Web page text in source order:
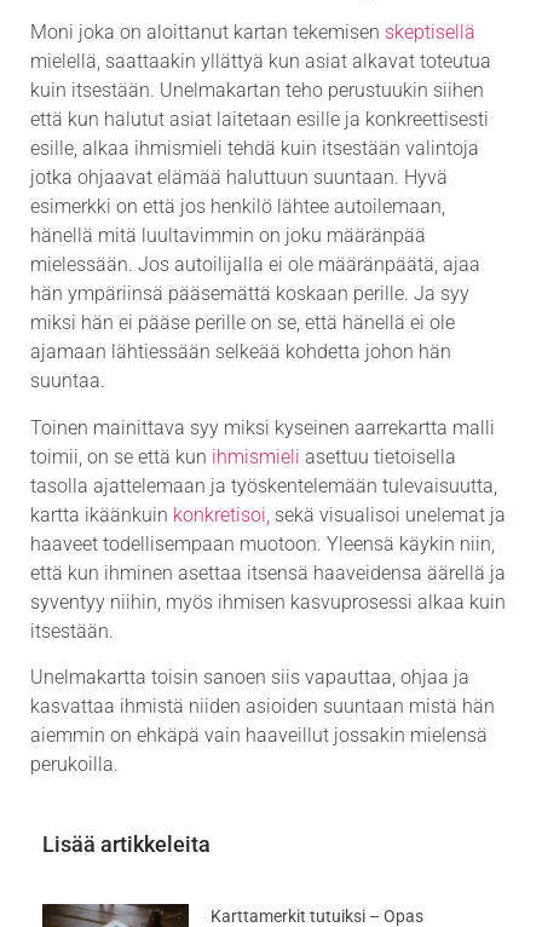
Moni joka on aloittanut kartan tekemisen skeptisellä
mielellä, saattaakin yllättyä kun asiat alkavat toteutua
kuin itsestään. Unelmakartan teho perustuukin siihen
että kun halutut asiat laitetaan esille ja konkreettisesti
esille, alkaa ihmismieli tehdä kuin itsestään valintoja
jotka ohjaavat elämää haluttuun suuntaan. Hyvä
esimerkki on että jos henkilö lähtee autoilemaan,
hänellä mitä luultavimmin on joku määränpää
mielessään. Jos autoilijalla ei ole määränpäätä, ajaa
hän ympäriinsä pääsemättä koskaan perille. Ja syy
miksi hän ei pääse perille on se, että hänellä ei ole
ajamaan lähtiessään selkeää kohdetta johon hän
suuntaa.
Toinen mainittava syy miksi kyseinen aarrekartta malli
toimii, on se että kun ihmismieli asettuu tietoisella
tasolla ajattelemaan ja työskentelemään tulevaisuutta,
kartta ikäänkuin konkretisoi, sekä visualisoi unelemat ja
haaveet todellisempaan muotoon. Yleensä käykin niin,
että kun ihminen asettaa itsensä haaveidensa äärellä ja
syventyy niihin, myös ihmisen kasvuprosessi alkaa kuin
itsestään.
Unelmakartta toisin sanoen siis vapauttaa, ohjaa ja
kasvattaa ihmistä niiden asioiden suuntaan mistä hän
aiemmin on ehkäpä vain haaveillut jossakin mielensä
perukoilla.
Lisää artikkeleita
Karttamerkit tutuiksi – Opas